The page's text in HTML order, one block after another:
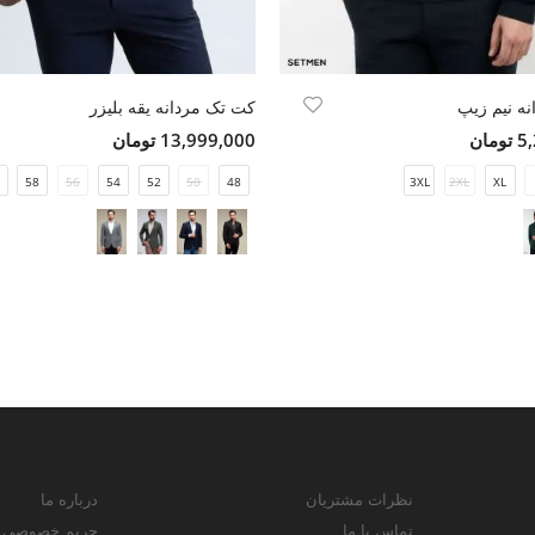
نیم زیپ
XL
2XL
3XL
کت تک مردانه یقه بلیزر
13,999,000 تومان
48
50
52
54
56
58
نظرات مشتریان
تماس با ما
درباره ما
حریم خصوصی